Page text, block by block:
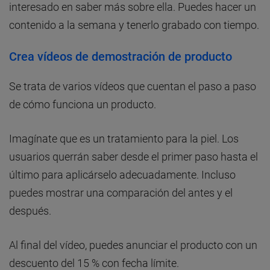
interesado en saber más sobre ella. Puedes hacer un
contenido a la semana y tenerlo grabado con tiempo.
Crea vídeos de demostración de producto
Se trata de varios vídeos que cuentan el paso a paso
de cómo funciona un producto.
Imagínate que es un tratamiento para la piel. Los
usuarios querrán saber desde el primer paso hasta el
último para aplicárselo adecuadamente. Incluso
puedes mostrar una comparación del antes y el
después.
Al final del vídeo, puedes anunciar el producto con un
descuento del 15 % con fecha límite.